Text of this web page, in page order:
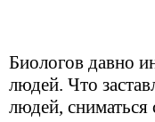
Биологов давно
людей. Что
людей, сниматься